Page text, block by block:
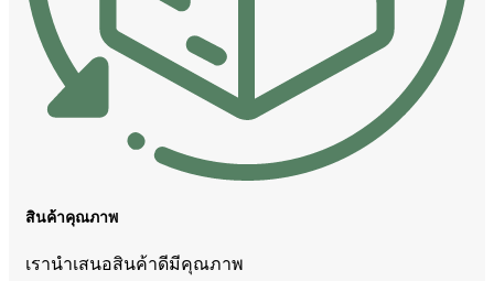
สินค้าคุณภาพ
เรานำเสนอสินค้าดีมีคุณภาพ